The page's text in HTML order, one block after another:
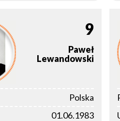
9
Paweł
Lewandowski
Polska
01.06.1983